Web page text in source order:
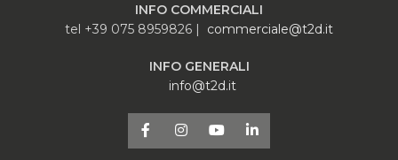
INFO COMMERCIALI
tel +39 075 8959826 | commerciale@t2d.it
INFO GENERALI
info@t2d.it